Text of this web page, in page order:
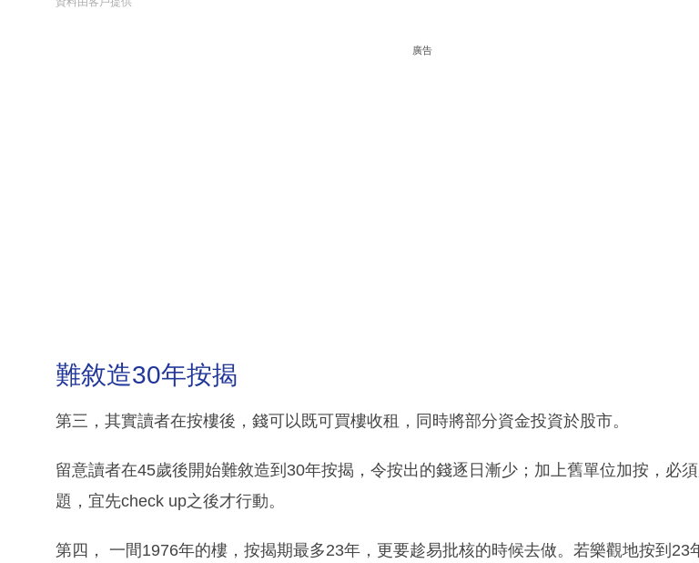
廣告
難敘造30年按揭
第三，其實讀者在按樓後，錢可以既可買樓收租，同時將部分資金投資於股市。
留意讀者在45歲後開始難敘造到30年按揭，令按出的錢逐日漸少；加上舊單位加按，必
題，宜先check up之後才行動。
第四， 一間1976年的樓，按揭期最多23年，更要趁易批核的時候去做。若樂觀地按到23